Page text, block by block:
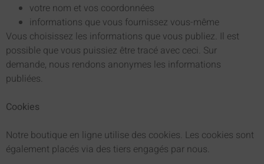
votre nom et vos coordonnées
informations que vous fournissez vous-même
Vous choisissez les informations que vous publiez. Il est
possible que vous puissiez être tracé avec ceci. Sur
demande, nous rendons anonymes les informations
publiées.
Cookies
Notre boutique en ligne utilise des cookies. Les cookies sont
également placés via des tiers engagés par nous.